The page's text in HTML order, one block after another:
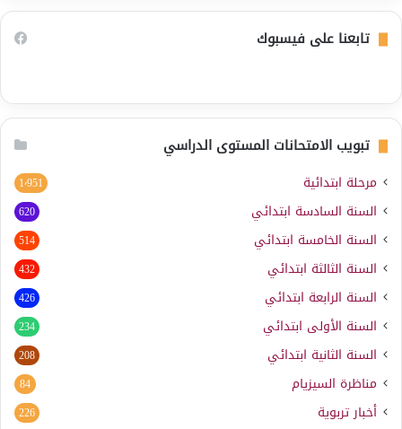
تابعنا على فيسبوك
تبويب الامتحانات المستوى الدراسي
مرحلة ابتدائية 1٬951
السنة السادسة ابتدائي 620
السنة الخامسة ابتدائي 514
السنة الثالثة ابتدائي 432
السنة الرابعة ابتدائي 426
السنة الأولى ابتدائي 234
السنة الثانية ابتدائي 208
مناظرة السيزيام 84
أخبار تربوية 226